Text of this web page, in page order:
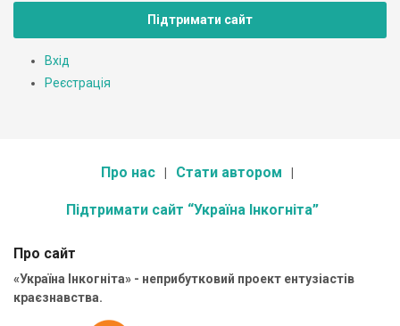
Підтримати сайт
Вхід
Реєстрація
Про нас Стати автором
Підтримати сайт “Україна Інкогніта”
Про сайт
«Україна Інкогніта» - неприбутковий проект ентузіастів
краєзнавства.